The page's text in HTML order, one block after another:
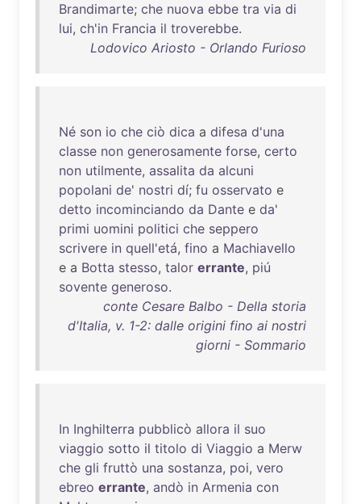
Brandimarte; che nuova ebbe tra via di
lui, ch'in Francia il troverebbe.
Lodovico Ariosto - Orlando Furioso
Né son io che ciò dica a difesa d'una
classe non generosamente forse, certo
non utilmente, assalita da alcuni
popolani de' nostri dí; fu osservato e
detto incominciando da Dante e da'
primi uomini politici che seppero
scrivere in quell'etá, fino a Machiavello
e a Botta stesso, talor errante, piú
sovente generoso.
conte Cesare Balbo - Della storia
d'Italia, v. 1-2: dalle origini fino ai nostri
giorni - Sommario
In Inghilterra pubblicò allora il suo
viaggio sotto il titolo di Viaggio a Merw
che gli fruttò una sostanza, poi, vero
ebreo errante, andò in Armenia con